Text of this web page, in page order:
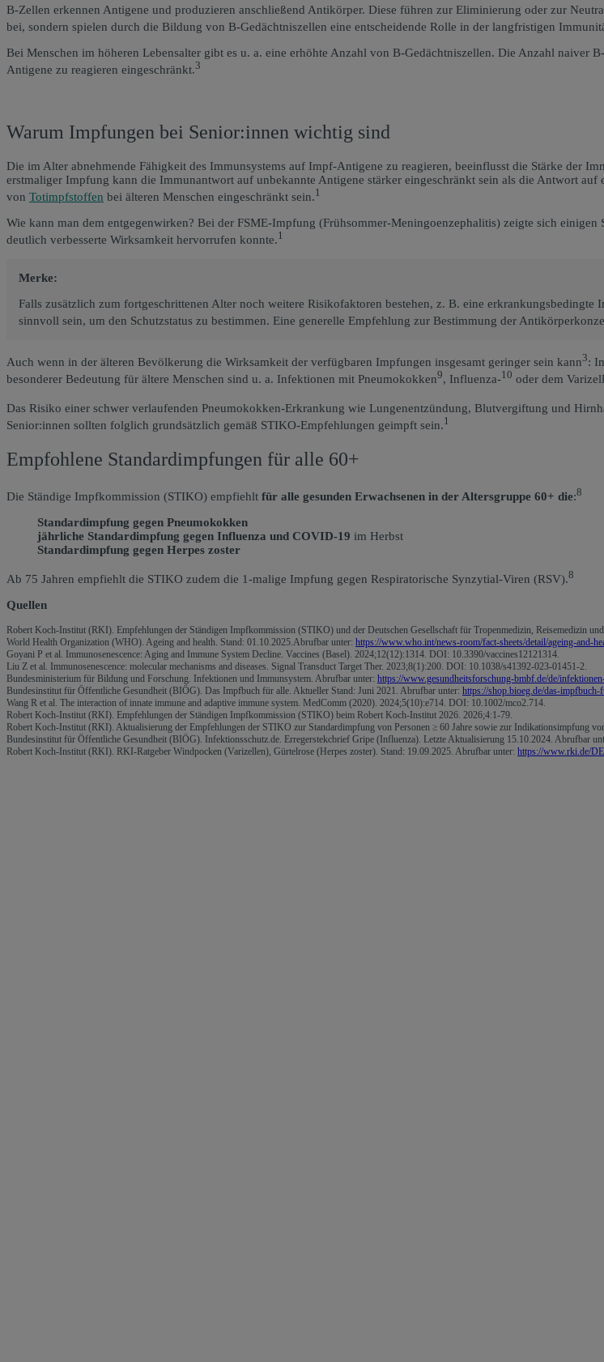
B-Zellen erkennen Antigene und produzieren anschließend Antikörper. Diese führen zur Eliminierung oder zur
bei, sondern spielen durch die Bildung von B-Gedächtniszellen eine entscheidende Rolle in der langfristigen
Bei Menschen im höheren Lebensalter gibt es u. a. eine erhöhte Anzahl von B-Gedächtniszellen. Die Anzahl naiver
Antigene zu reagieren eingeschränkt.3
Warum Impfungen bei Senior:innen wichtig sind
Die im Alter abnehmende Fähigkeit des Immunsystems auf Impf-Antigene zu reagieren, beeinflusst die Stärke der
erstmaliger Impfung kann die Immunantwort auf unbekannte Antigene stärker eingeschränkt sein als die Antwort auf
von Totimpfstoffen bei älteren Menschen eingeschränkt sein.1
Wie kann man dem entgegenwirken? Bei der FSME-Impfung (Frühsommer-Meningoenzephalitis) zeigte sich
deutlich verbesserte Wirksamkeit hervorrufen konnte.1
Merke:
Falls zusätzlich zum fortgeschrittenen Alter noch weitere Risikofaktoren bestehen, z. B. eine
sinnvoll sein, um den Schutzstatus zu bestimmen. Eine generelle Empfehlung zur Bestimmung der
Auch wenn in der älteren Bevölkerung die Wirksamkeit der verfügbaren Impfungen insgesamt geringer sein kann3:
besonderer Bedeutung für ältere Menschen sind u. a. Infektionen mit Pneumokokken9, Influenza-10 oder dem
Das Risiko einer schwer verlaufenden Pneumokokken-Erkrankung wie Lungenentzündung, Blutvergiftung und
Senior:innen sollten folglich grundsätzlich gemäß STIKO-Empfehlungen geimpft sein.1
Empfohlene Standardimpfungen für alle 60+
Die Ständige Impfkommission (STIKO) empfiehlt für alle gesunden Erwachsenen in der Altersgruppe 60+ die:8
Standardimpfung gegen Pneumokokken
jährliche Standardimpfung gegen Influenza und COVID-19 im Herbst
Standardimpfung gegen Herpes zoster
Ab 75 Jahren empfiehlt die STIKO zudem die 1-malige Impfung gegen Respiratorische Synzytial-Viren (RSV).8
Quellen
Robert Koch-Institut (RKI). Empfehlungen der Ständigen Impfkommission (STIKO) und der Deutschen Gesellschaft für Tropenmedizin, Reisemedizin
World Health Organization (WHO). Ageing and health. Stand: 01.10.2025.Abrufbar unter: https://www.who.int/news-room/fact-sheets/detail/ageing-and-
Goyani P et al. Immunosenescence: Aging and Immune System Decline. Vaccines (Basel). 2024;12(12):1314. DOI: 10.3390/vaccines12121314.
Liu Z et al. Immunosenescence: molecular mechanisms and diseases. Signal Transduct Target Ther. 2023;8(1):200. DOI: 10.1038/s41392-023-01451-2.
Bundesministerium für Bildung und Forschung. Infektionen und Immunsystem. Abrufbar unter: https://www.gesundheitsforschung-bmbf.de/de/
Bundesinstitut für Öffentliche Gesundheit (BIÖG). Das Impfbuch für alle. Aktueller Stand: Juni 2021. Abrufbar unter: https://shop.bioeg.de/das-impfbuch-
Wang R et al. The interaction of innate immune and adaptive immune system. MedComm (2020). 2024;5(10):e714. DOI: 10.1002/mco2.714.
Robert Koch-Institut (RKI). Empfehlungen der Ständigen Impfkommission (STIKO) beim Robert Koch-Institut 2026. 2026;4:1-79.
Robert Koch-Institut (RKI). Aktualisierung der Empfehlungen der STIKO zur Standardimpfung von Personen ≥ 60 Jahre sowie zur Indikationsimpfung
Bundesinstitut für Öffentliche Gesundheit (BIÖG). Infektionsschutz.de. Erregerstekcbrief Gripe (Influenza). Letzte Aktualisierung 15.10.2024. Abrufbar
Robert Koch-Institut (RKI). RKI-Ratgeber Windpocken (Varizellen), Gürtelrose (Herpes zoster). Stand: 19.09.2025. Abrufbar unter: https://www.rki.de/